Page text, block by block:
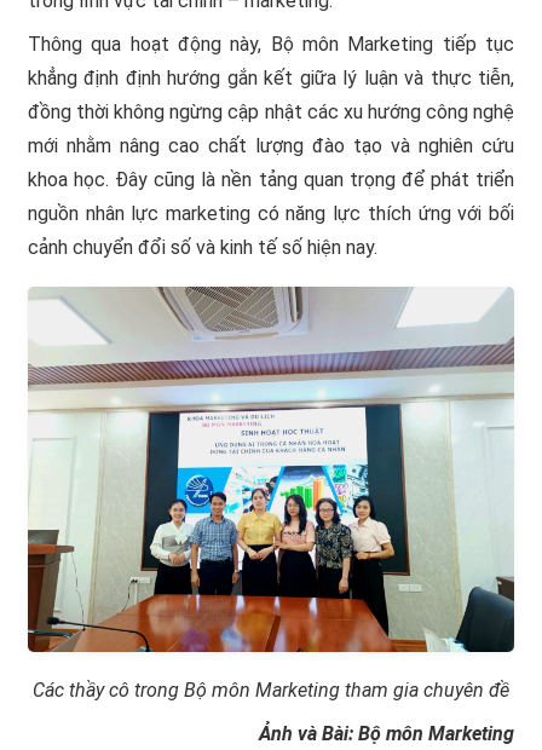
Thông qua hoạt động này, Bộ môn Marketing tiếp tục
khẳng định định hướng gắn kết giữa lý luận và thực tiễn,
đồng thời không ngừng cập nhật các xu hướng công nghệ
mới nhằm nâng cao chất lượng đào tạo và nghiên cứu
khoa học. Đây cũng là nền tảng quan trọng để phát triển
nguồn nhân lực marketing có năng lực thích ứng với bối
cảnh chuyển đổi số và kinh tế số hiện nay.
Các thầy cô trong Bộ môn Marketing tham gia chuyên đề
Ảnh và Bài: Bộ môn Marketing